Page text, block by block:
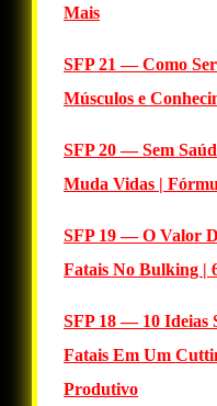
Mais
SFP 21 — Como
Músculos e
SFP 20 — Sem
Muda Vidas |
SFP 19 — O Valor
Fatais No Bulking |
SFP 18 — 10 Ideias
Fatais Em Um
Produtivo